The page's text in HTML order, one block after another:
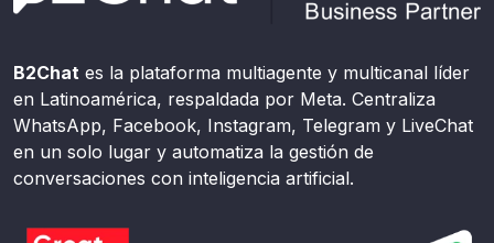
B2Chat es la plataforma multiagente y multicanal líder
en Latinoamérica, respaldada por Meta. Centraliza
WhatsApp, Facebook, Instagram, Telegram y LiveChat
en un solo lugar y automatiza la gestión de
conversaciones con inteligencia artificial.